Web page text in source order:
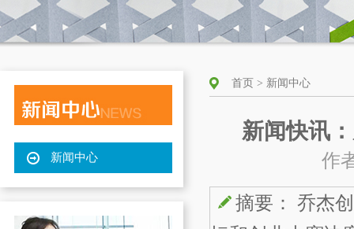
新闻中心
首页 > 新闻中心
新闻快讯
作
摘要： 乔杰